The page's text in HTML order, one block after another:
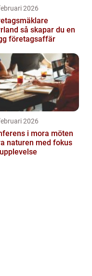
2026
skapar du en
företagsaffär
2026
i mora möten
naturen med fokus